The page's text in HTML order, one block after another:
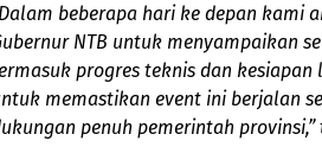
beberapa hari ke depan kami
NTB untuk menyampaikan
progres teknis dan
memastikan event ini berjalan
penuh pemerintah provinsi,”